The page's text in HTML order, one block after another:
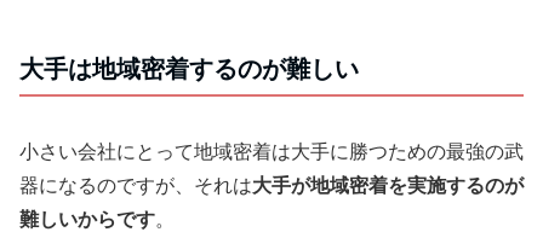
大手は地域密着するのが難しい
小さい会社にとって地域密着は大手に勝つための最強の武
器になるのですが、それは大手が地域密着を実施するのが
難しいからです。